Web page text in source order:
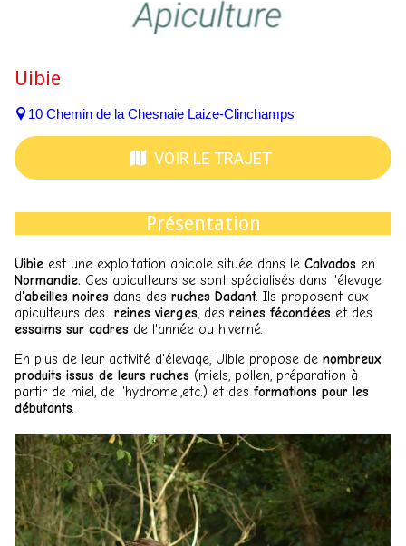
Uibie
10 Chemin de la Chesnaie Laize-Clinchamps
VOIR LE TRAJET
Présentation
Uibie est une exploitation apicole située dans le Calvados en
Normandie. Ces apiculteurs se sont spécialisés dans l'élevage
d'abeilles noires dans des ruches Dadant. Ils proposent aux
apiculteurs des reines vierges, des reines fécondées et des
essaims sur cadres de l'année ou hiverné.
En plus de leur activité d'élevage, Uibie propose de nombreux
produits issus de leurs ruches (miels, pollen, préparation à
partir de miel, de l'hydromel,etc.) et des formations pour les
débutants.